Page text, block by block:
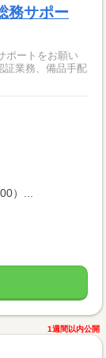
務サポー
ートをお願い
証業務、備品手配
）...
1週間以内公開